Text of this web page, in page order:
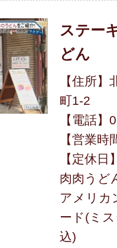
ステー
どん
【住所
町1-2
【電話
【営業
【定休日
肉肉うど
アメリカ
ード(ミ
込)